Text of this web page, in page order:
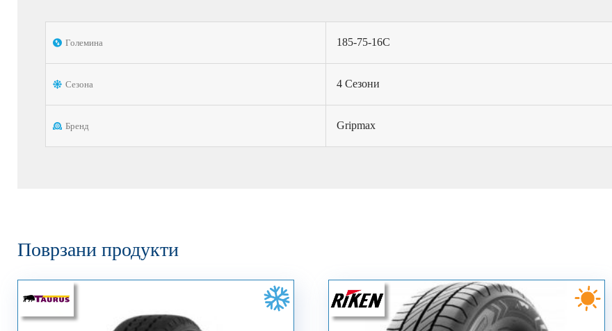
Големина 185-75-16C
Сезона 4 Сезони
Бренд Gripmax
Поврзани продукти